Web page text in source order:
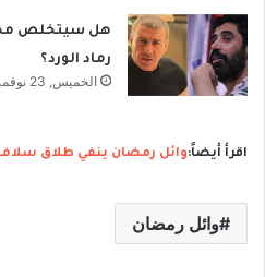
هل سيتخلص
رماد الورد؟
الخميس, 23 نوفمبر 2023, 10:49 ص
اقرأ أيضاً:وائل رمضان ينفي طلاق
وائل رمضان